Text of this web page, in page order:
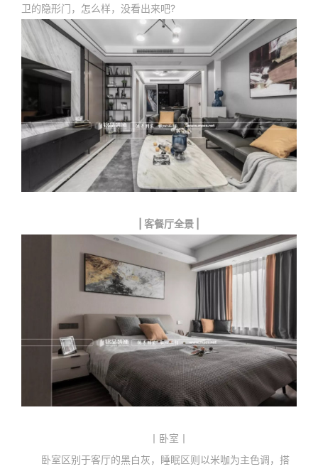
卫的隐形门，怎么样，没看出来吧?
| 客餐厅全景 |
丨卧室丨
卧室区别于客厅的黑白灰，睡眠区则以米咖为主色调，搭